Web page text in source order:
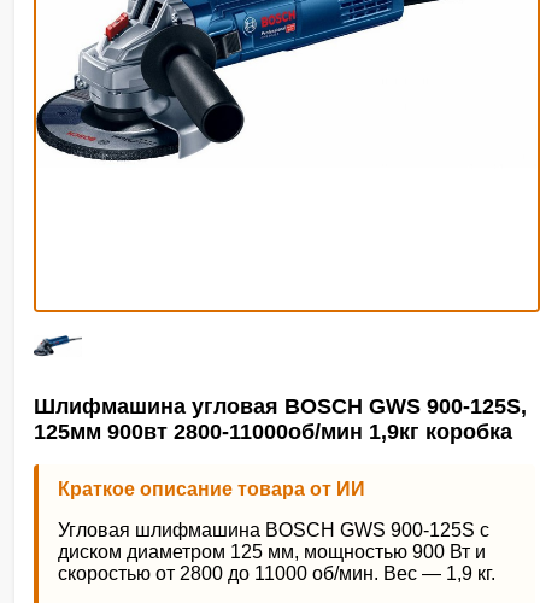
Шлифмашина угловая BOSCH GWS 900-125S,
125мм 900вт 2800-11000об/мин 1,9кг коробка
Краткое описание товара от ИИ
Угловая шлифмашина BOSCH GWS 900-125S с
диском диаметром 125 мм, мощностью 900 Вт и
скоростью от 2800 до 11000 об/мин. Вес — 1,9 кг.